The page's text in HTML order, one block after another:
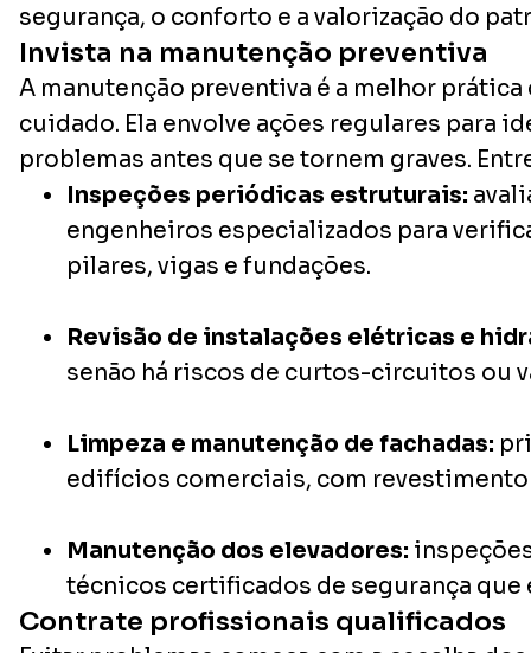
segurança, o conforto e a valorização do
Invista na manutenção preventiva
A manutenção preventiva é a melhor
cuidado. Ela envolve ações regulares para
problemas antes que se tornem graves.
Inspeções periódicas estruturais:
engenheiros especializados para
pilares, vigas e fundações.
Revisão de instalações elétricas e
senão há riscos de curtos-circuitos ou
Limpeza e manutenção de fachadas:
edifícios comerciais, com revestimento
Manutenção dos elevadores:
técnicos certificados de segurança que
Contrate profissionais qualificados